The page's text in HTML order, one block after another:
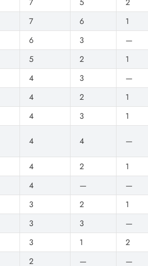
7 5 2
7 6 1
6 3 —
5 2 1
4 3 —
4 2 1
4 3 1
4 4 —
4 2 1
4 — —
3 2 1
3 3 —
3 1 2
2 — —